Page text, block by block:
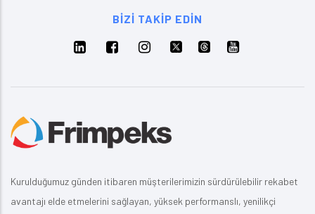
BIZI TAKIP EDIN
Kurulduğumuz günden itibaren müşterilerimizin sürdürülebilir rekabet
avantajı elde etmelerini sağlayan, yüksek performanslı, yenilikçi